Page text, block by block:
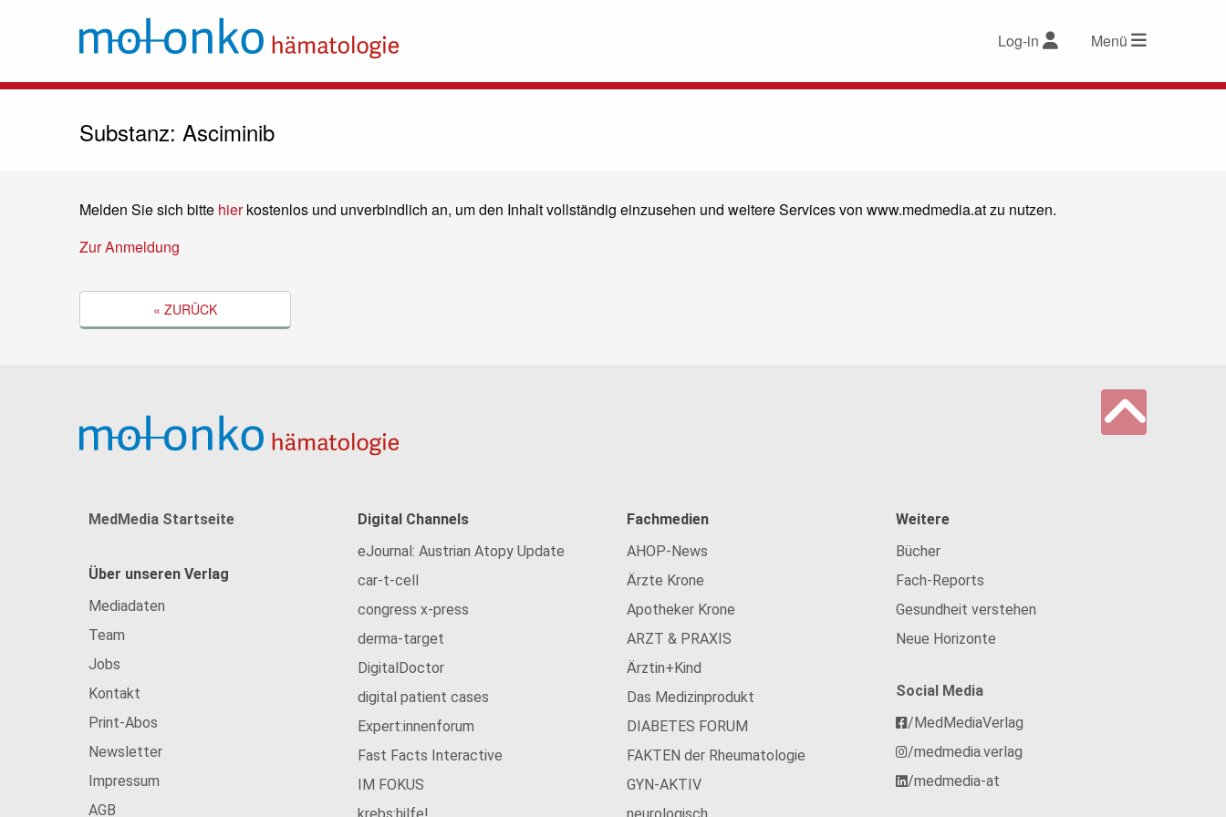
Log-in Menü
Substanz: Asciminib
Melden Sie sich bitte hierkostenlos und unverbindlich an, um den Inhalt vollständig einzusehen und weitere Services von www.medmedia.at zu nutzen.
Zur Anmeldung
« ZURÜCK
MedMedia Startseite
Über unseren Verlag
Mediadaten
Team
Jobs
Kontakt
Print-Abos
Newsletter
Impressum
AGB
Digital Channels
eJournal: Austrian Atopy Update
car-t-cell
congress x-press
derma-target
DigitalDoctor
digital patient cases
Expert:innenforum
Fast Facts Interactive
IM FOKUS
Fachmedien
AHOP-News
Ärzte Krone
Apotheker Krone
ARZT & PRAXIS
Ärztin+Kind
Das Medizinprodukt
DIABETES FORUM
FAKTEN der Rheumatologie
GYN-AKTIV
Weitere
Bücher
Fach-Reports
Gesundheit verstehen
Neue Horizonte
Social Media
/MedMediaVerlag
/medmedia.verlag
/medmedia-at